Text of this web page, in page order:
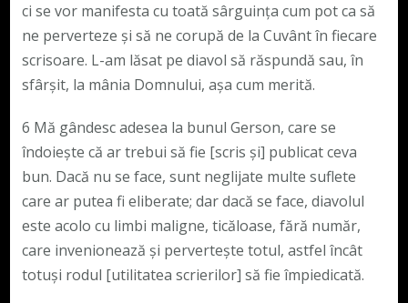
ci se vor manifesta cu toată sârguința cum pot ca să
ne perverteze și să ne corupă de la Cuvânt în fiecare
scrisoare. L-am lăsat pe diavol să răspundă sau, în
sfârșit, la mânia Domnului, așa cum merită.
6 Mă gândesc adesea la bunul Gerson, care se
îndoiește că ar trebui să fie [scris și] publicat ceva
bun. Dacă nu se face, sunt neglijate multe suflete
care ar putea fi eliberate; dar dacă se face, diavolul
este acolo cu limbi maligne, ticăloase, fără număr,
care invenionează și pervertește totul, astfel încât
totuși rodul [utilitatea scrierilor] să fie împiedicată.